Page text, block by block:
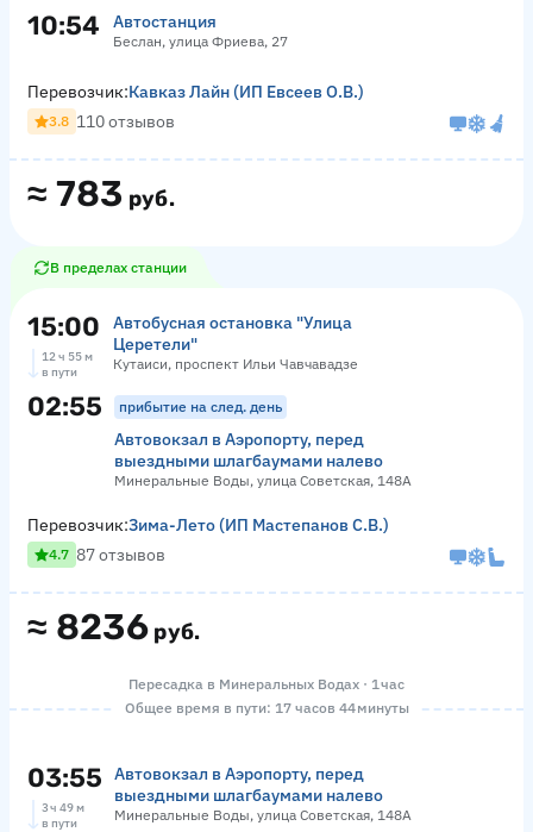
10:54 Автостанция
Беслан, улица Фриева, 27
≈ 783 руб.
Перевозчик:Кавказ Лайн (ИП Евсеев О.В.)
3.8 110 отзывов
В пределах станции
15:00
Автобусная остановка "Улица
Церетели"
Кутаиси, проспект Ильи Чавчавадзе
12 ч 55 м
в пути
02:55 прибытие на след. день
Автовокзал в Аэропорту, перед
выездными шлагбаумами налево
Минеральные Воды, улица Советская, 148А
≈ 8236 руб.
Перевозчик:Зима-Лето (ИП Мастепанов С.В.)
4.7 87 отзывов
Пересадка в Минеральных Водах · 1 час
Общее время в пути: 17 часов 44 минуты
03:55
Автовокзал в Аэропорту, перед
выездными шлагбаумами налево
Минеральные Воды, улица Советская, 148А
3 ч 49 м
в пути